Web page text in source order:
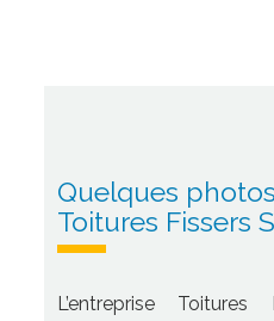
Quelques
Toitures Fissers
L’entreprise